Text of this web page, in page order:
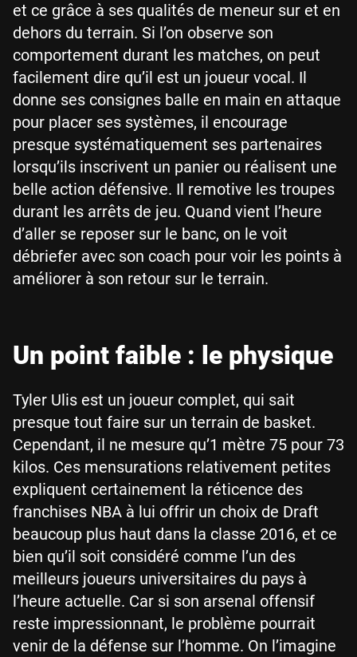
et ce grâce à ses qualités de meneur sur et en
dehors du terrain. Si l’on observe son
comportement durant les matches, on peut
facilement dire qu’il est un joueur vocal. Il
donne ses consignes balle en main en attaque
pour placer ses systèmes, il encourage
presque systématiquement ses partenaires
lorsqu’ils inscrivent un panier ou réalisent une
belle action défensive. Il remotive les troupes
durant les arrêts de jeu. Quand vient l’heure
d’aller se reposer sur le banc, on le voit
débriefer avec son coach pour voir les points à
améliorer à son retour sur le terrain.
Un point faible : le physique
Tyler Ulis est un joueur complet, qui sait
presque tout faire sur un terrain de basket.
Cependant, il ne mesure qu’1 mètre 75 pour 73
kilos. Ces mensurations relativement petites
expliquent certainement la réticence des
franchises NBA à lui offrir un choix de Draft
beaucoup plus haut dans la classe 2016, et ce
bien qu’il soit considéré comme l’un des
meilleurs joueurs universitaires du pays à
l’heure actuelle. Car si son arsenal offensif
reste impressionnant, le problème pourrait
venir de la défense sur l’homme. On l’imagine